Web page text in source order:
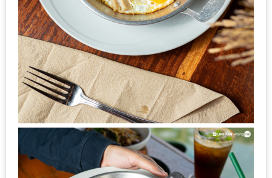
ครบ
จบ
ที่
เดียว
HOMEPRO
FAIR
2017
เชียงใหม่
จัด